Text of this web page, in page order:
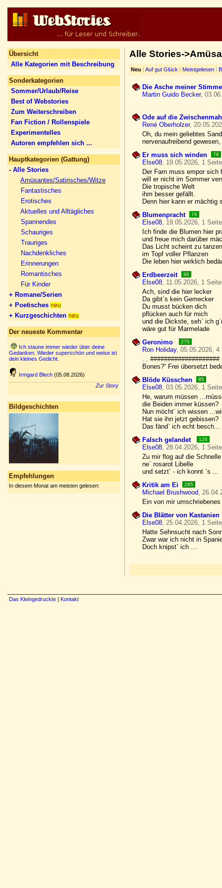
Übersicht
Alle Kategorien mit Beschreibung
Sonderkategorien
Sommer/Urlaub/Reise
Best of Webstories
Zum Weiterschreiben
Fan Fiction / Rollenspiele
Experimentelles
Autoren empfehlen sich ...
Hauptkategorien (Gattung)
- Alle Stories
Amüsantes/Satirisches/Witze
Fantastisches
Erotisches
Aktuelles und Alltägliches
Spannendes
Schauriges
Trauriges
Nachdenkliches
Erinnerungen
Romantisches
Für Kinder
+ Romane/Serien
+ Poetisches neu
+ Kurzgeschichten neu
Der neueste Kommentar
Ich staune immer wieder über deine
Gedanken. Wieder superschön und weise ist
dein kleines Gedicht.
Irmgard Blech (05.08.2026)
Zur Story
Bildgeschichten
Empfehlungen
In diesem Monat am meisten gelesen:
Alle Stories-
Neu | Auf gut Glück | Meistgelesen |
Die Asche meiner Stimme
Martin Guido Becker,
Ode auf die
René Oberholzer,
Oh, du mein geliebtes
nervenaufreibend
Er muss sich winden
76
Else08, 19.05.2026, 1
Der Farn muss empor sich
will er nicht im Sommer
Die tropische Welt
ihm besser gefällt.
Denn hier kann er mächtig
Blumenpracht
78
Else08, 19.05.2026, 1
Ich finde die Blumen hier
und freue mich darüber
Das Licht scheint zu tanzen
im Topf voller Pflanzen
Die leben hier wirklich
Erdbeerzeit
96
Else08, 11.05.2026, 1
Ach, sind die hier lecker
Da gibt`s kein Gemecker
Du musst bücken dich
pflücken auch für mich
und die Dickste, seh` ich
wäre gut für Marmelade
Geronimo
275
Ron Holiday, 05.05.2026, 4
. .
Bones?“ Frei übersetzt
Blöde Küsschen
85
Else08, 03.05.2026, 1
He, warum müssen
die Beiden immer küssen?
Nun möcht´ ich wissen
Hat sie ihn jetzt gebissen?
Das fänd` ich echt besch...
Falsch gelandet
126
Else08, 28.04.2026, 1
Zu mir flog auf die Schnelle
ne` rosarot Libelle
und setzt` - ich konnt `s ...
Kritik am Ei
285
Michael Brushwood,
Ein von mir
Die Blätter von Kastanien
Else08, 25.04.2026, 1
Hatte Sehnsucht nach
Zwar war ich nicht in
Doch knipst` ich ...
Das Kleingedruckte | Kontakt